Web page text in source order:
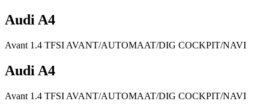
Audi A4
Avant 1.4 TFSI AVANT/AUTOMAAT/DIG COCKPIT/NAVI
Audi A4
Avant 1.4 TFSI AVANT/AUTOMAAT/DIG COCKPIT/NAVI